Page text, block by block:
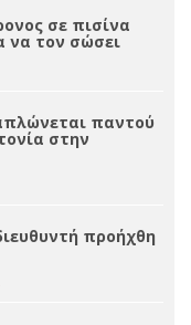
σε πισίνα
τον σώσει
στην